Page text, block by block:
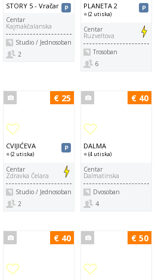
STORY 5 - Vračar
Centar
Kajmakčalanska
Studio / Jednosoban
2
PLANETA 2
⭐ (2 utiska)
Centar
Ruzveltova
Trosoban
6
CVIJIĆEVA
⭐ (2 utiska)
Centar
Zdravka Čelara
Studio / Jednosoban
2
€ 25
DALMA
⭐ (4 utiska)
Centar
Dalmatinska
Dvosoban
4
€ 40
€ 40 € 50